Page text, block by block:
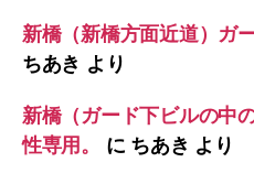
新橋（新橋方面近道）ガ
ちあき より
新橋（ガード下ビルの中
性専用。
に ちあき より